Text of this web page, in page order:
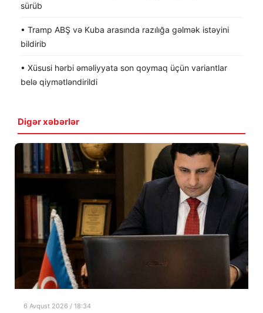
sürüb
• Tramp ABŞ və Kuba arasında razılığa gəlmək istəyini
bildirib
• Xüsusi hərbi əməliyyata son qoymaq üçün variantlar
belə qiymətləndirildi
Digər xəbərlər
6 Avqust 2026 / 18:34